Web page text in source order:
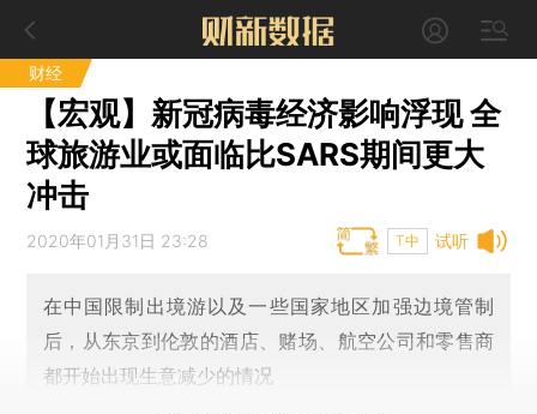
财经
【宏观】新冠病毒经济影响浮现 全
球旅游业或面临比SARS期间更大
冲击
试听
2020年01月31日 23:28 T中
在中国限制出境游以及一些国家地区加强边境管制
后，从东京到伦敦的酒店、赌场、航空公司和零售商
都开始出现生意减少的情况